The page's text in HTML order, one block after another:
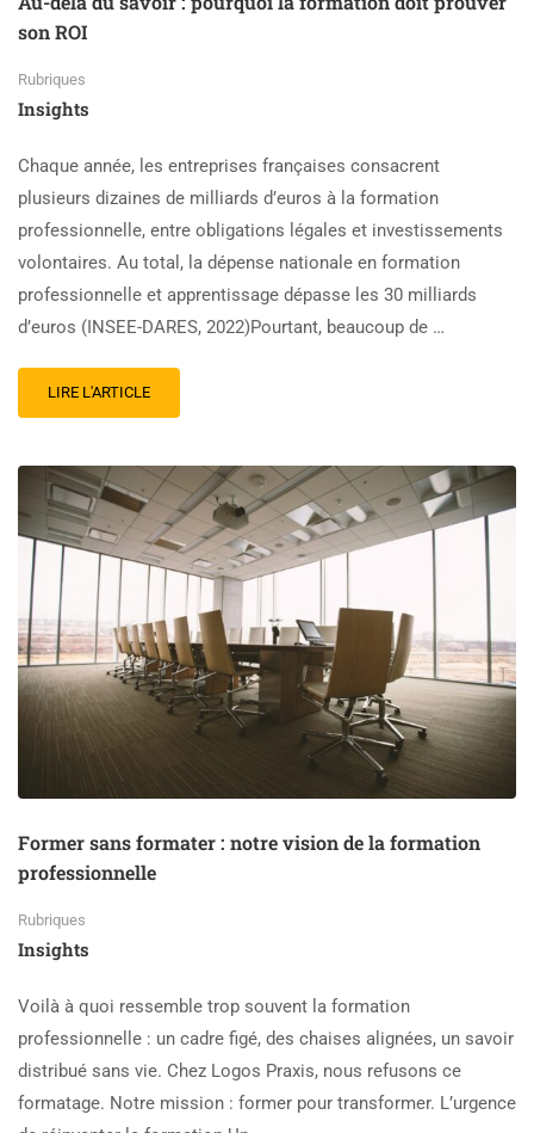
son ROI
Rubriques
Insights
Chaque année, les entreprises françaises consacrent
plusieurs dizaines de milliards d’euros à la formation
professionnelle, entre obligations légales et investissements
volontaires. Au total, la dépense nationale en formation
professionnelle et apprentissage dépasse les 30 milliards
d’euros (INSEE-DARES, 2022)Pourtant, beaucoup de …
LIRE L'ARTICLE
Former sans formater : notre vision de la formation
professionnelle
Rubriques
Insights
Voilà à quoi ressemble trop souvent la formation
professionnelle : un cadre figé, des chaises alignées, un savoir
distribué sans vie. Chez Logos Praxis, nous refusons ce
formatage. Notre mission : former pour transformer. L’urgence